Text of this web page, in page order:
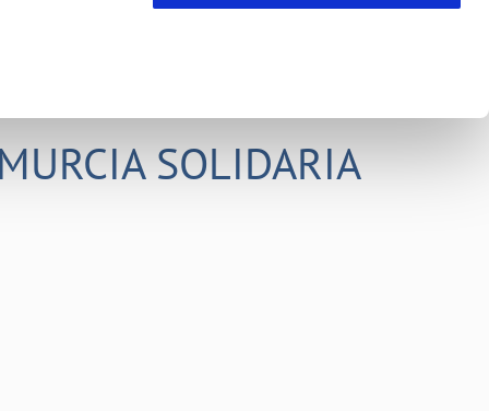
SOLIDARIA